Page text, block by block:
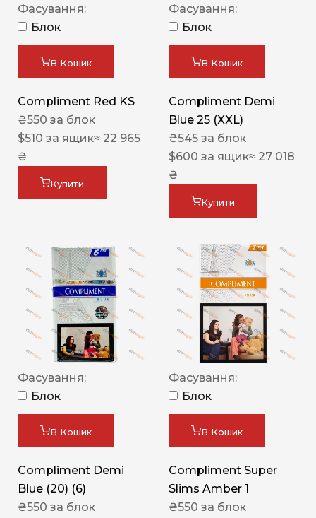
Фасування:
Блок
В Кошик
Compliment Red KS
₴550 за блок
$510 за ящик≈ 22 965
₴
Купити
Фасування:
Блок
В Кошик
Compliment Demi
Blue 25 (XXL)
₴545 за блок
$600 за ящик≈ 27 018
₴
Купити
Фасування:
Блок
В Кошик
Compliment Demi
Blue (20) (6)
₴550 за блок
Фасування:
Блок
В Кошик
Compliment Super
Slims Amber 1
₴550 за блок